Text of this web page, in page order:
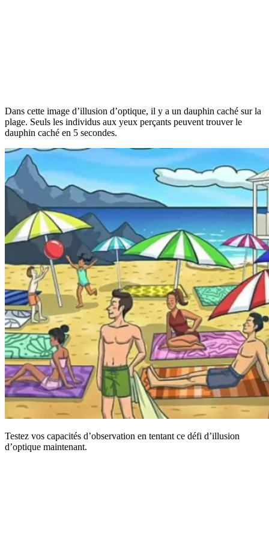
Dans cette image d’illusion d’optique, il y a un dauphin caché sur la
plage. Seuls les individus aux yeux perçants peuvent trouver le
dauphin caché en 5 secondes.
Testez vos capacités d’observation en tentant ce défi d’illusion
d’optique maintenant.